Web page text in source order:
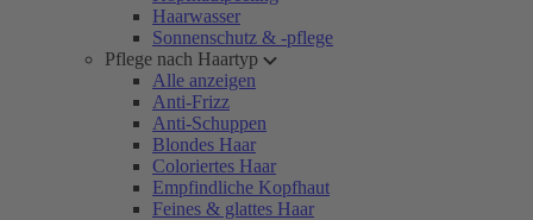
Haarwasser
Sonnenschutz & -pflege
Pflege nach Haartyp
Alle anzeigen
Anti-Frizz
Anti-Schuppen
Blondes Haar
Coloriertes Haar
Empfindliche Kopfhaut
Feines & glattes Haar